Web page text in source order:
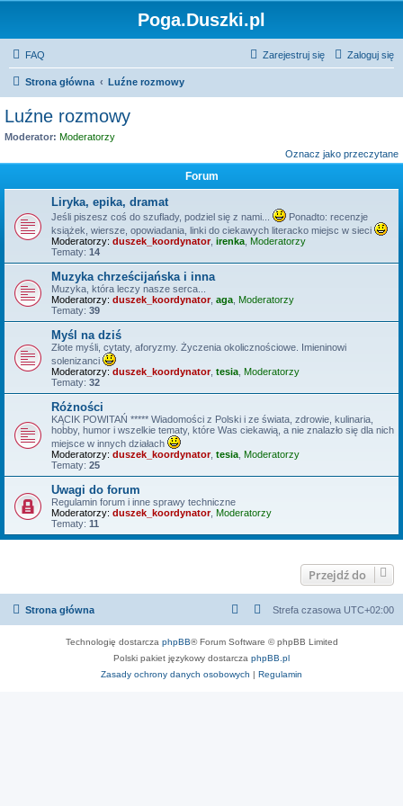
Poga.Duszki.pl
FAQ Zaloguj się
Zarejestruj się
Strona główna Luźne rozmowy
Luźne rozmowy
Moderator: Moderatorzy
Oznacz jako przeczytane
Forum
Liryka, epika, dramat
Jeśli piszesz coś do szuflady, podziel się z nami...
Ponadto: recenzje
książek, wiersze, opowiadania, linki do ciekawych literacko miejsc w sieci
Moderatorzy: duszek_koordynator, irenka Moderatorzy
Tematy: 14
Muzyka chrześcijańska i inna
Muzyka, która leczy nasze serca...
Moderatorzy: duszek_koordynator, aga Moderatorzy
Tematy: 39
Myśl na dziś
Złote myśli, cytaty, aforyzmy. Życzenia okolicznościowe. Imieninowi
solenizanci
Moderatorzy: duszek_koordynator, tesia Moderatorzy
Tematy: 32
Różności
KĄCIK POWITAŃ ***** Wiadomości z Polski i ze świata, zdrowie, kulinaria,
hobby, humor i wszelkie tematy, które Was ciekawią, a nie znalazło się dla nich
miejsce w innych działach
Moderatorzy: duszek_koordynator, tesia Moderatorzy
Tematy: 25
Uwagi do forum
Regulamin forum i inne sprawy techniczne
Moderatorzy: duszek_koordynator, Moderatorzy
Tematy: 11
Przejdź do
Strona główna Strefa czasowa UTC+02:00
Technologię dostarcza phpBB® Forum Software © phpBB Limited
Polski pakiet językowy dostarcza phpBB.pl
Zasady ochrony danych osobowych | Regulamin